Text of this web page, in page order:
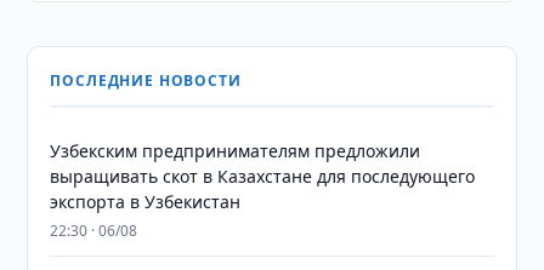
ПОСЛЕДНИЕ НОВОСТИ
Узбекским предпринимателям предложили
выращивать скот в Казахстане для последующего
экспорта в Узбекистан
22:30 · 06/08